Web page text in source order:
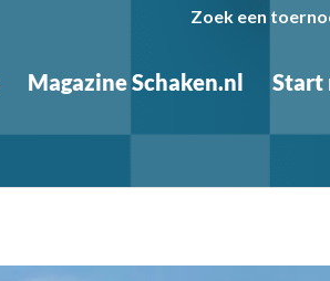
Zoek een
Magazine Schaken.nl Start